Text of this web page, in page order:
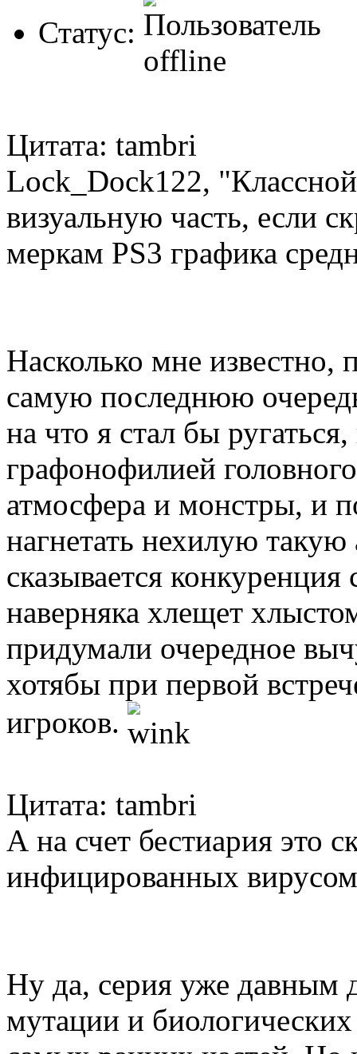
Статус:
Цитата: tambri
Lock_Dock122,
визуальную часть, если
меркам PS3 графика
Насколько мне известно,
самую последнюю
на что я стал бы
графонофилией
атмосфера и монстры, и
нагнетать нехилую
сказывается
наверняка хлещет
придумали очередное
хотябы при первой
игроков.
Цитата: tambri
А на счет бестиария это
инфицированных
Ну да, серия уже давным
мутации и